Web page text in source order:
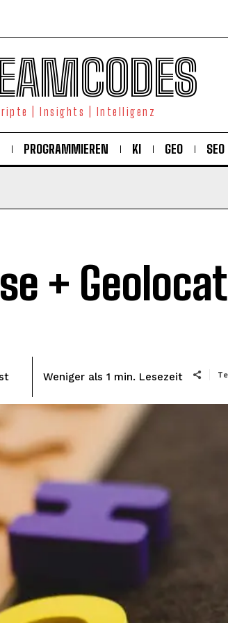
| Insights | Intelligenz
PROGRAMMIEREN KI GEO SEO
+
Weniger als 1 min. Lesezeit